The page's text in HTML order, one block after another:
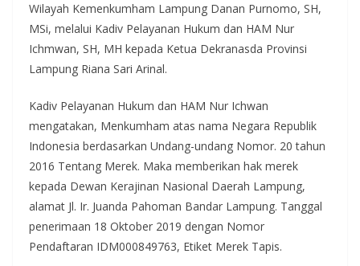
Wilayah Kemenkumham Lampung Danan Purnomo, SH,
MSi, melalui Kadiv Pelayanan Hukum dan HAM Nur
Ichmwan, SH, MH kepada Ketua Dekranasda Provinsi
Lampung Riana Sari Arinal.
Kadiv Pelayanan Hukum dan HAM Nur Ichwan
mengatakan, Menkumham atas nama Negara Republik
Indonesia berdasarkan Undang-undang Nomor. 20 tahun
2016 Tentang Merek. Maka memberikan hak merek
kepada Dewan Kerajinan Nasional Daerah Lampung,
alamat Jl. Ir. Juanda Pahoman Bandar Lampung. Tanggal
penerimaan 18 Oktober 2019 dengan Nomor
Pendaftaran IDM000849763, Etiket Merek Tapis.